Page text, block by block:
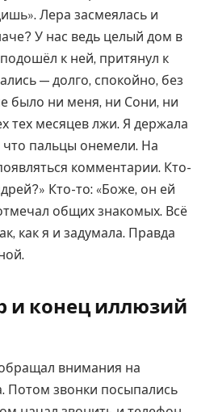
Лера засмеялась и
У нас ведь целый дом в
к ней, притянул к
— долго, спокойно, без
было ни меня, ни Сони, ни
тех месяцев лжи. Я держала
что пальцы онемели. На
комментарии. Кто-
Кто-то: «Боже, он ей
общих знакомых. Всё
как я и задумала. Правда
и конец иллюзий
внимания на
Потом звонки посыпались